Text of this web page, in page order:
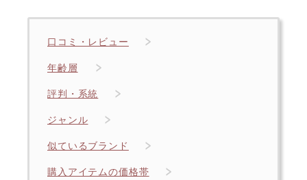
口コミ・レビュー
年齢層
評判・系統
ジャンル
似ているブランド
購入アイテムの価格帯